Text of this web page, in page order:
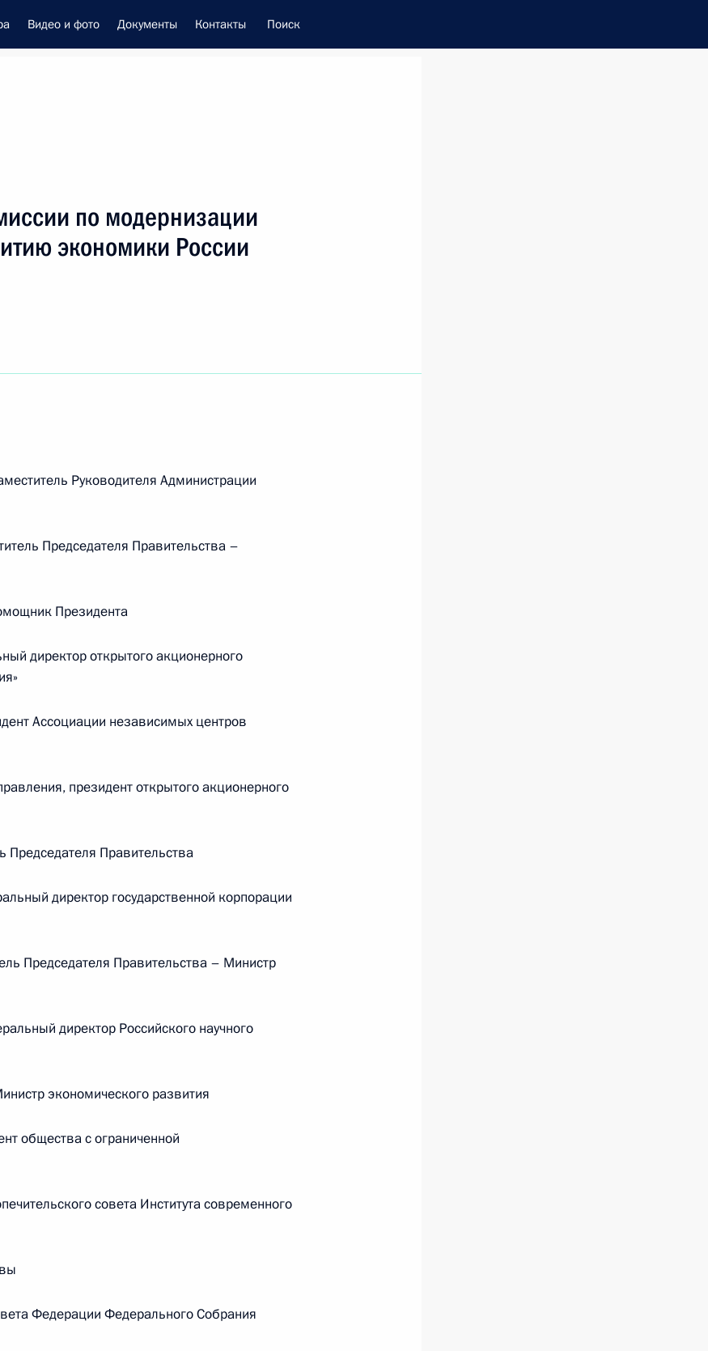
Видео и фото Документы Контакты Поиск
Безопасности
Центризбиркома Эллой
5 августа 2026 года, 18:15
Телефонный разговор с командиром
76-й гвардейской десантно-
полковником Абдулазизом
Шихабидовым
Встреча с председателем Союза
по модернизации
экономики России
Руководителя Администрации
Председателя Правительства –
Президента
директор открытого акционерного
Ассоциации независимых центров
президент открытого акционерного
Правительства
директор государственной корпорации
Председателя Правительства – Министр
директор Российского научного
экономического развития
общества с ограниченной
совета Института современного
Федерации Федерального Собрания